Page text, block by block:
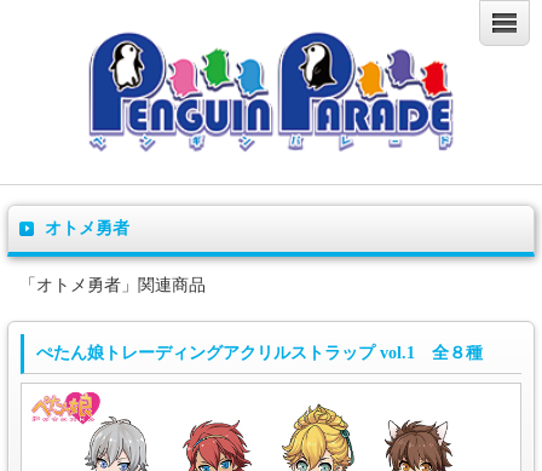
オトメ勇者
「オトメ勇者」関連商品
ぺたん娘トレーディングアクリルストラップ vol.1 全８種